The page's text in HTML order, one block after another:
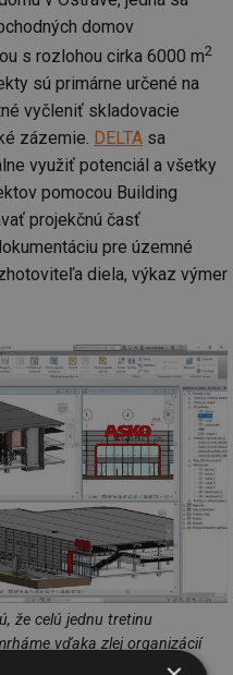
domov
s rozlohou cirka 6000 m2
sú primárne určené na
vyčleniť skladovacie
zázemie. DELTA sa
využiť potenciál a všetky
pomocou Building
projekčnú časť
pre územné
diela, výkaz výmer
že celú jednu tretinu
vďaka zlej organizácií